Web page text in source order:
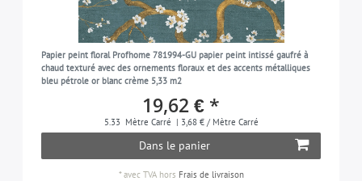
Papier peint floral Profhome 781994-GU papier peint intissé gaufré à
chaud texturé avec des ornements floraux et des accents métalliques
bleu pétrole or blanc crème 5,33 m2
19,62 € *
5.33 Mètre Carré | 3,68 € / Mètre Carré
Dans le panier
*avec TVAhors Frais de livraison